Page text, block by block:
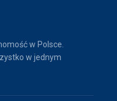
w Polsce.
w jednym